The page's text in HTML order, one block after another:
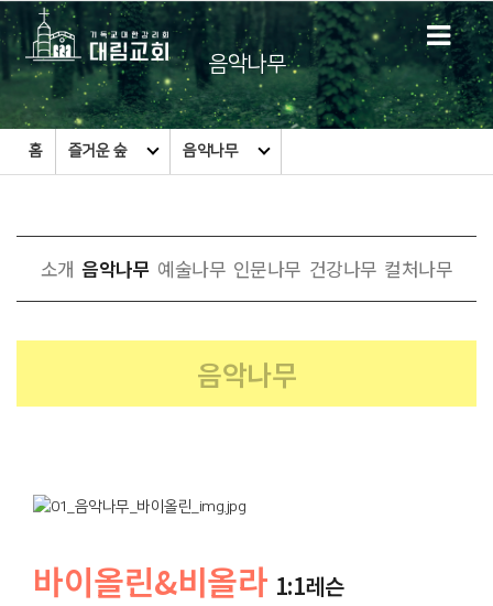
음악나무
홈 즐거운 숲 음악나무
소개 음악나무 예술나무 인문나무 건강나무 컬처나무
음악나무
바이올린&비올라 1:1레슨